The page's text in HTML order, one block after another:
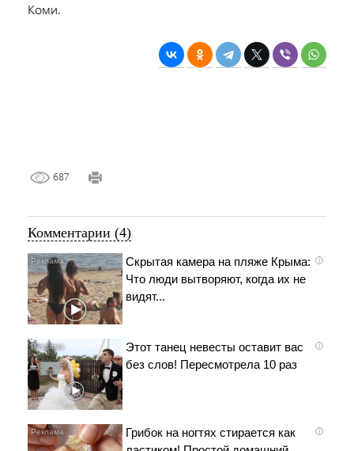
Коми.
687
Комментарии (4)
i
Скрытая камера на пляже Крыма:
Что люди вытворяют, когда их не
видят...
i
Этот танец невесты оставит вас
без слов! Пересмотрела 10 раз
i
Грибок на ногтях стирается как